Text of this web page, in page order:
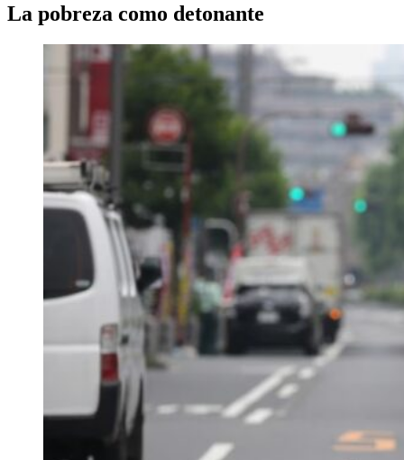
La pobreza como detonante